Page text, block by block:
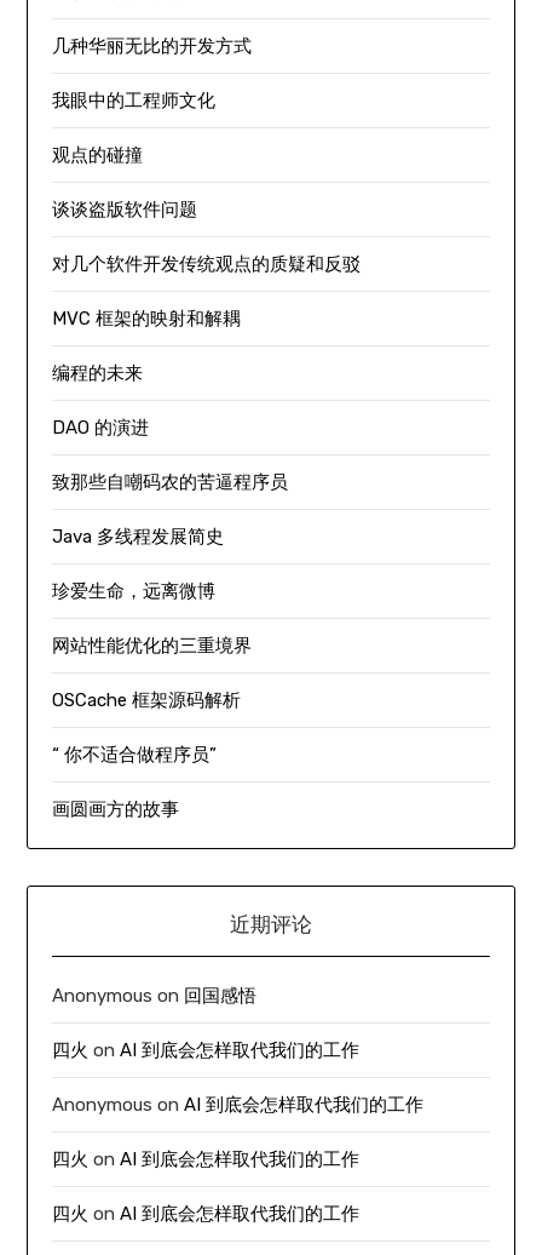
几种华丽无比的开发方式
我眼中的工程师文化
观点的碰撞
谈谈盗版软件问题
对几个软件开发传统观点的质疑和反驳
MVC 框架的映射和解耦
编程的未来
DAO 的演进
致那些自嘲码农的苦逼程序员
Java 多线程发展简史
珍爱生命，远离微博
网站性能优化的三重境界
OSCache 框架源码解析
“ 你不适合做程序员”
画圆画方的故事
近期评论
Anonymous on 回国感悟
四火 onAI 到底会怎样取代我们的工作
Anonymous onAI 到底会怎样取代我们的工作
四火 onAI 到底会怎样取代我们的工作
四火 onAI 到底会怎样取代我们的工作